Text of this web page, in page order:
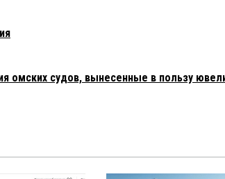
омских судов, вынесенные в пользу